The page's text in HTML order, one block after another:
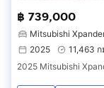
฿ 739,000
Mitsubishi
2025
11,463
2025 Mitsubishi